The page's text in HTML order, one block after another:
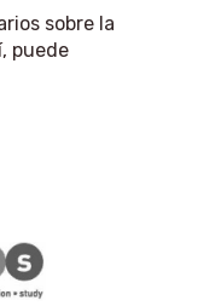
sobre la
puede